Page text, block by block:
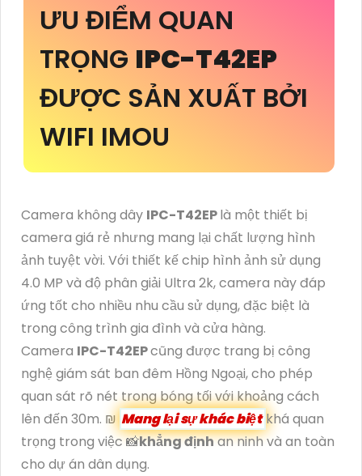
ƯU ĐIỂM QUAN
TRỌNG IPC-T42EP
ĐƯỢC SẢN XUẤT BỞI
WIFI IMOU
Camera không dây IPC-T42EPlà một thiết bị
camera giá rẻ nhưng mang lại chất lượng hình
ảnh tuyệt vời. Với thiết kế chip hình ảnh sử dụng
4.0 MP và độ phân giải Ultra 2k, camera này đáp
ứng tốt cho nhiều nhu cầu sử dụng, đặc biệt là
trong công trình gia đình và cửa hàng.
Camera IPC-T42EPcũng được trang bị công
nghệ giám sát ban đêm Hồng Ngoại, cho phép
quan sát rõ nét trong bóng tối với khoảng cách
lên đến 30m. ₪ Mang lại sự khác biệtkhá quan
trọng trong việc 📸khẳng địnhan ninh và an toàn
cho dự án dân dụng.